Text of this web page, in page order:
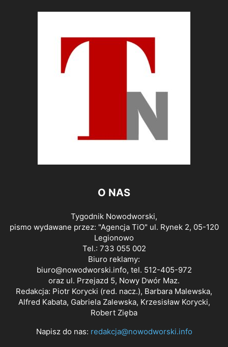
O NAS
Tygodnik Nowodworski,
pismo wydawane przez: "Agencja TiO" ul. Rynek 2, 05-120
Legionowo
Tel.: 733 055 002
Biuro reklamy:
biuro@nowodworski.info, tel. 512-405-972
oraz ul. Przejazd 5, Nowy Dwór Maz.
Redakcja: Piotr Korycki (red. nacz.), Barbara Malewska,
Alfred Kabata, Gabriela Zalewska, Krzesisław Korycki,
Robert Zięba
Napisz do nas: redakcja@nowodworski.info